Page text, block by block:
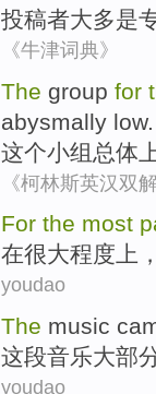
投稿者大多是
《牛津词典》
The group for
abysmally low.
这个小组总体
《柯林斯英汉双
For the most
在很大程度 上，
youdao
The music
这段音乐大部
youdao